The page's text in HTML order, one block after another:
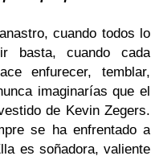
cuando todos lo
basta, cuando cada
enfurecer, temblar,
imaginarías que el
de Kevin Zegers.
se ha enfrentado a
es soñadora, valiente